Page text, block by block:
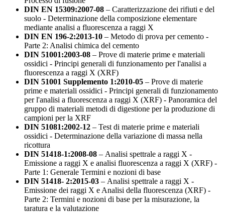
DIN EN 15309:2007-08 – Caratterizzazione dei rifiuti e del
suolo - Determinazione della composizione elementare
mediante analisi a fluorescenza a raggi X
DIN EN 196-2:2013-10 – Metodo di prova per cemento -
Parte 2: Analisi chimica del cemento
DIN 51001:2003-08 – Prove di materie prime e materiali
ossidici - Principi generali di funzionamento per l'analisi a
fluorescenza a raggi X (XRF)
DIN 51001 Supplemento 1:2010-05 – Prove di materie
prime e materiali ossidici - Principi generali di funzionamento
per l'analisi a fluorescenza a raggi X (XRF) - Panoramica del
gruppo di materiali metodi di digestione per la produzione di
campioni per la XRF
DIN 51081:2002-12 – Test di materie prime e materiali
ossidici - Determinazione della variazione di massa nella
ricottura
DIN 51418-1:2008-08 – Analisi spettrale a raggi X -
Emissione a raggi X e analisi fluorescenza a raggi X (XRF) -
Parte 1: Generale Termini e nozioni di base
DIN 51418- 2:2015-03 – Analisi spettrale a raggi X -
Emissione dei raggi X e Analisi della fluorescenza (XRF) -
Parte 2: Termini e nozioni di base per la misurazione, la
taratura e la valutazione